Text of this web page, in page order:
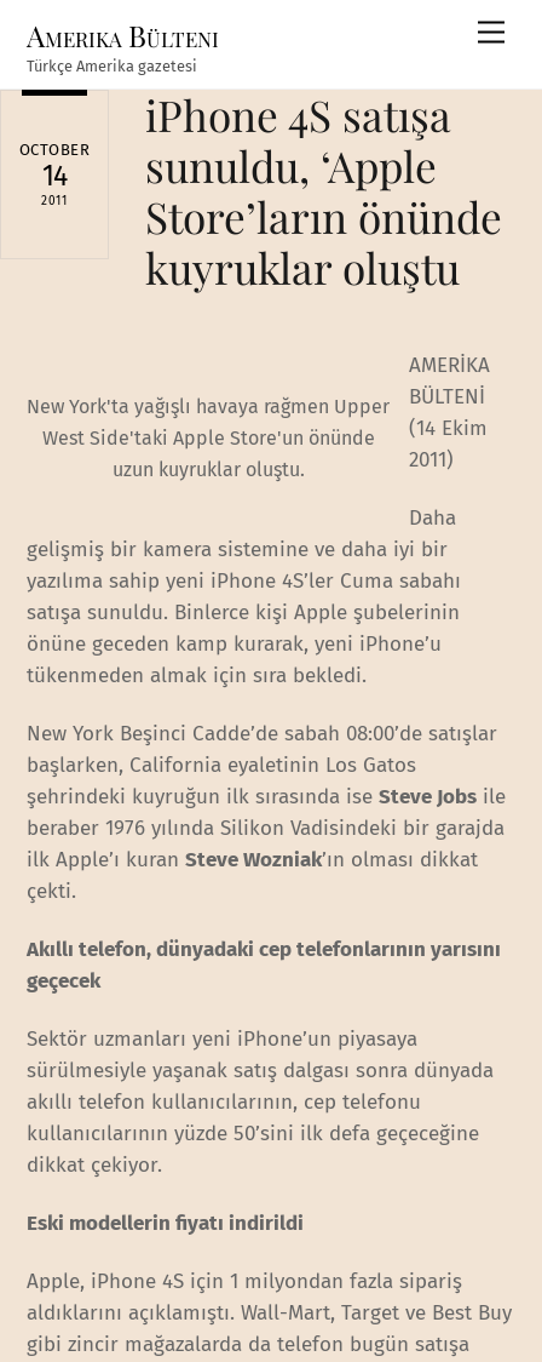
content
Amerika Bülteni
Türkçe Amerika gazetesi
OCTOBER
14
2011
iPhone 4S satışa
sunuldu, ‘Apple
Store’ların önünde
kuyruklar oluştu
New York'ta yağışlı havaya rağmen Upper
West Side'taki Apple Store'un önünde
uzun kuyruklar oluştu.
AMERİKA
BÜLTENİ
(14 Ekim
2011)
Daha
gelişmiş bir kamera sistemine ve daha iyi bir
yazılıma sahip yeni iPhone 4S’ler Cuma sabahı
satışa sunuldu. Binlerce kişi Apple şubelerinin
önüne geceden kamp kurarak, yeni iPhone’u
tükenmeden almak için sıra bekledi.
New York Beşinci Cadde’de sabah 08:00’de satışlar
başlarken, California eyaletinin Los Gatos
şehrindeki kuyruğun ilk sırasında iseSteve Jobs ile
beraber 1976 yılında Silikon Vadisindeki bir garajda
ilk Apple’ı kuranSteve Wozniak’ın olması dikkat
çekti.
Akıllı telefon, dünyadaki cep telefonlarının yarısını
geçecek
Sektör uzmanları yeni iPhone’un piyasaya
sürülmesiyle yaşanak satış dalgası sonra dünyada
akıllı telefon kullanıcılarının, cep telefonu
kullanıcılarının yüzde 50’sini ilk defa geçeceğine
dikkat çekiyor.
Eski modellerin fiyatı indirildi
Apple, iPhone 4S için 1 milyondan fazla sipariş
aldıklarını açıklamıştı. Wall-Mart, Target ve Best Buy
gibi zincir mağazalarda da telefon bugün satışa